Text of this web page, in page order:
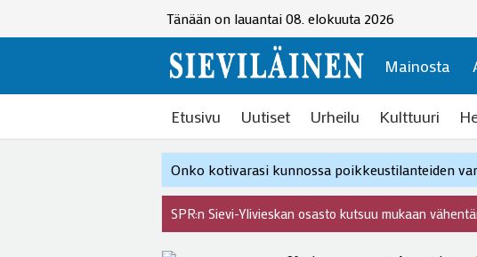
Tänään on lauantai 08. elokuuta 2026
Mainosta
Etusivu Uutiset Urheilu Kulttuuri
Onko kotivarasi kunnossa poikkeustilanteiden
SPR:n Sievi-Ylivieskan osasto kutsuu mukaan